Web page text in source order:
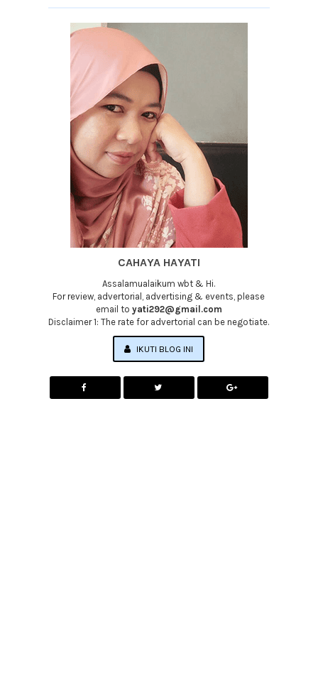
CAHAYA HAYATI
Assalamualaikum wbt & Hi.
For review, advertorial, advertising & events, please
email to yati292@gmail.com
Disclaimer 1: The rate for advertorial can be negotiate.
IKUTI BLOG INI